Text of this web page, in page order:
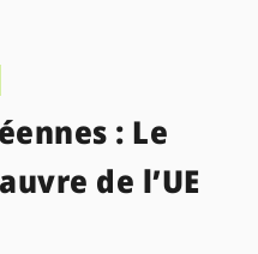
: Le
de l’UE